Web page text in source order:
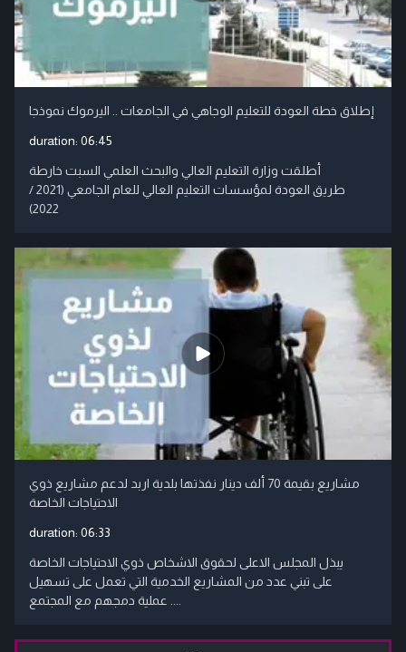
إطلاق خطة العودة للتعليم الوجاهي في الجامعات .. اليرموك نموذجا
duration: 06:45
أطلقت وزارة التعليم العالي والبحث العلمي السبت خارطة
طريق العودة لمؤسسات التعليم العالي للعام الجامعي (2021 /
2022)
مشاريع بقيمة 70 ألف دينار نفذتها بلدية اربد لدعم مشاريع ذوي
الاحتياجات الخاصة
duration: 06:33
يبذل المجلس الاعلى لحقوق الاشخاص ذوي الاحتياجات الخاصة
على تبني عدد من المشاريع الخدمية التي تعمل على تسهيل